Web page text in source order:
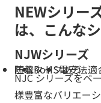
NEWシリー
は、こんな
NJWシリーズ
防水RoHS電安法適
圧着タイプあり
NJC シリーズをベ
様豊富なバリエー